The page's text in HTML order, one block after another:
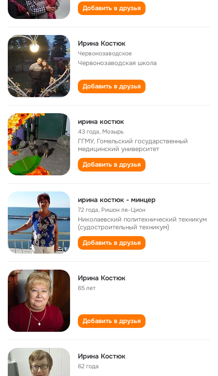
Добавить в друзья
Ирина Костюк
Червонозаводское
Червонозаводская школа
Добавить в друзья
ирина костюк
43 года, Мозырь
ГГМУ, Гомельский государственный
медицинский университет
Добавить в друзья
ирина костюк - минцер
72 года, Ришон ле-Цион
Николаевский политехнический техникум
(судостроительный техникум)
Добавить в друзья
Ирина Костюк
65 лет
Добавить в друзья
Ирина Костюк
62 года